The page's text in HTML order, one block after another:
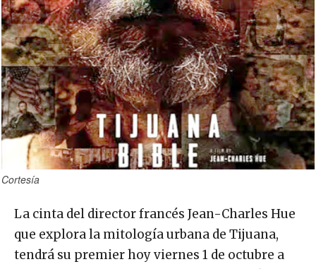
Cortesía
La cinta del director francés Jean-Charles Hue
que explora la mitología urbana de Tijuana,
tendrá su premier hoy viernes 1 de octubre a